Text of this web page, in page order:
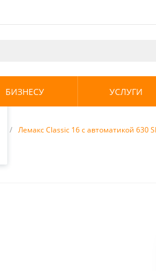
БИЗНЕСУ УСЛУГИ
/ Лемакс Classic 16 с автоматикой 630